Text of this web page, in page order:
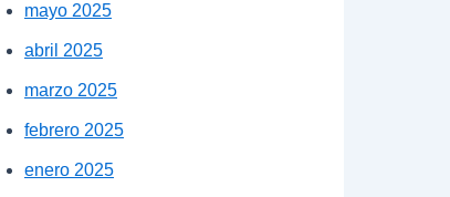
mayo 2025
abril 2025
marzo 2025
febrero 2025
enero 2025